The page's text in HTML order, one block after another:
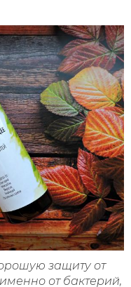
защиту от
от бактерий,